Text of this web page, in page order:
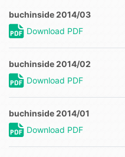
buchinside 2014/03
Download PDF
buchinside 2014/02
Download PDF
buchinside 2014/01
Download PDF